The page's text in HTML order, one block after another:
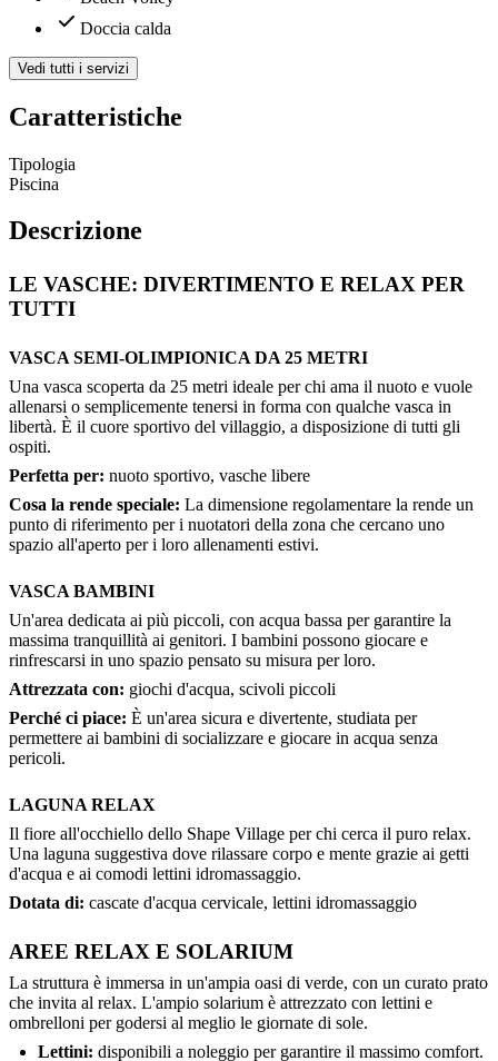
Doccia calda
Vedi tutti i servizi
Caratteristiche
Tipologia
Piscina
Descrizione
LE VASCHE: DIVERTIMENTO E RELAX PER
TUTTI
VASCA SEMI-OLIMPIONICA DA 25 METRI
Una vasca scoperta da 25 metri ideale per chi ama il nuoto e vuole
allenarsi o semplicemente tenersi in forma con qualche vasca in
libertà. È il cuore sportivo del villaggio, a disposizione di tutti gli
ospiti.
Perfetta per: nuoto sportivo, vasche libere
Cosa la rende speciale: La dimensione regolamentare la rende un
punto di riferimento per i nuotatori della zona che cercano uno
spazio all'aperto per i loro allenamenti estivi.
VASCA BAMBINI
Un'area dedicata ai più piccoli, con acqua bassa per garantire la
massima tranquillità ai genitori. I bambini possono giocare e
rinfrescarsi in uno spazio pensato su misura per loro.
Attrezzata con: giochi d'acqua, scivoli piccoli
Perché ci piace: È un'area sicura e divertente, studiata per
permettere ai bambini di socializzare e giocare in acqua senza
pericoli.
LAGUNA RELAX
Il fiore all'occhiello dello Shape Village per chi cerca il puro relax.
Una laguna suggestiva dove rilassare corpo e mente grazie ai getti
d'acqua e ai comodi lettini idromassaggio.
Dotata di: cascate d'acqua cervicale, lettini idromassaggio
AREE RELAX E SOLARIUM
La struttura è immersa in un'ampia oasi di verde, con un curato prato
che invita al relax. L'ampio solarium è attrezzato con lettini e
ombrelloni per godersi al meglio le giornate di sole.
Lettini: disponibili a noleggio per garantire il massimo comfort.